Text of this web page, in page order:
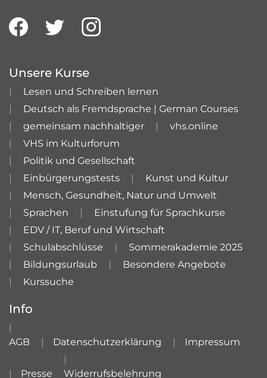
Unsere Kurse
Lesen und Schreiben lernen
Deutsch als Fremdsprache | German Courses
gemeinsam nachhaltiger
vhs.online
VHS im Kulturforum
Politik und Gesellschaft
Einbürgerungstests
Kunst und Kultur
Mensch, Gesundheit, Natur und Umwelt
Sprachen
Einstufung für Sprachkurse
EDV / IT, Beruf und Wirtschaft
Schulabschlüsse
Sommerakademie 2025
Bildungsurlaub
Besondere Angebote
Kurssuche
Info
AGB Datenschutzerklärung Impressum
Presse Widerrufsbelehrung